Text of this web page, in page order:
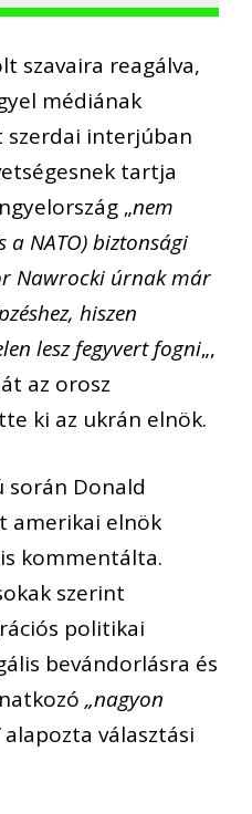
szavaira reagálva,
médiának
interjúban
tartja
„nem
a NATO) biztonsági
Nawrocki úrnak már
hiszen
lesz fegyvert fogni„,
az orosz
ki az ukrán elnök.
során Donald
amerikai elnök
kommentálta.
szerint
politikai
bevándorlásra és
„nagyon
alapozta választási